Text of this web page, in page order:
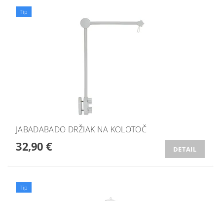
Tip
JABADABADO DRŽIAK NA KOLOTOČ
32,90 € DETAIL
Tip